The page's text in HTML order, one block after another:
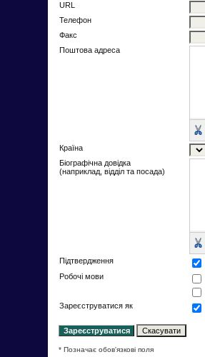
URL
Телефон
Факс
Поштова адреса
Країна
Біографічна довідка
(наприклад, відділ та посада)
Підтвердження
Робочі мови
Зареєструватися як
* Позначає обов'язкові поля